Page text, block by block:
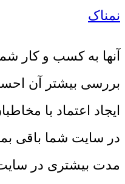
نمناک
آنها به کسب و کار
بررسی بیشتر آن
ایجاد اعتماد با
در سایت شما باقی
مدت بیشتری در